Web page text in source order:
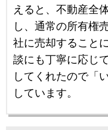
えると、不動産全
し、通常の所有権
社に売却すること
談にも丁寧に応じ
してくれたので「
しています。